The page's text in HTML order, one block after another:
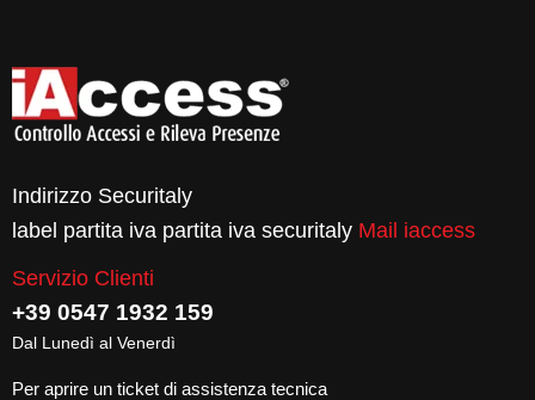
Indirizzo Securitaly
label partita iva partita iva securitaly Mail iaccess
Servizio Clienti
+39 0547 1932 159
Dal Lunedì al Venerdì
Per aprire un ticket di assistenza tecnica